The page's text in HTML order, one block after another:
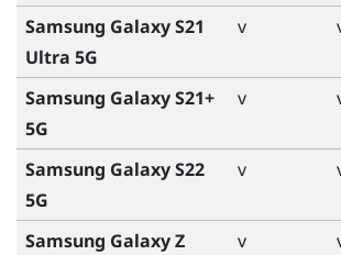
Samsung Galaxy S21
Ultra 5G
v
Samsung Galaxy S21+
5G
v
Samsung Galaxy S22
5G
v
Samsung Galaxy Z
v